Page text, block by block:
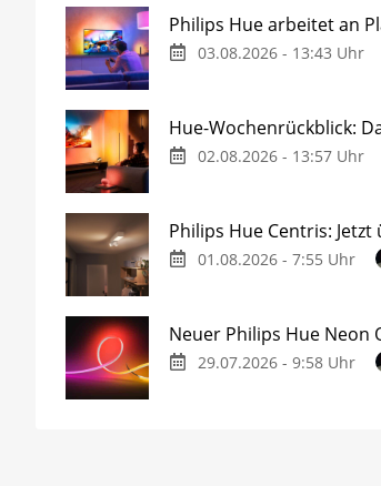
Philips Hue arbeitet an
03.08.2026 - 13:43 Uhr
Hue-Wochenrückblick:
02.08.2026 - 13:57 Uhr
Philips Hue Centris:
01.08.2026 - 7:55 Uhr
Neuer Philips Hue
29.07.2026 - 9:58 Uhr